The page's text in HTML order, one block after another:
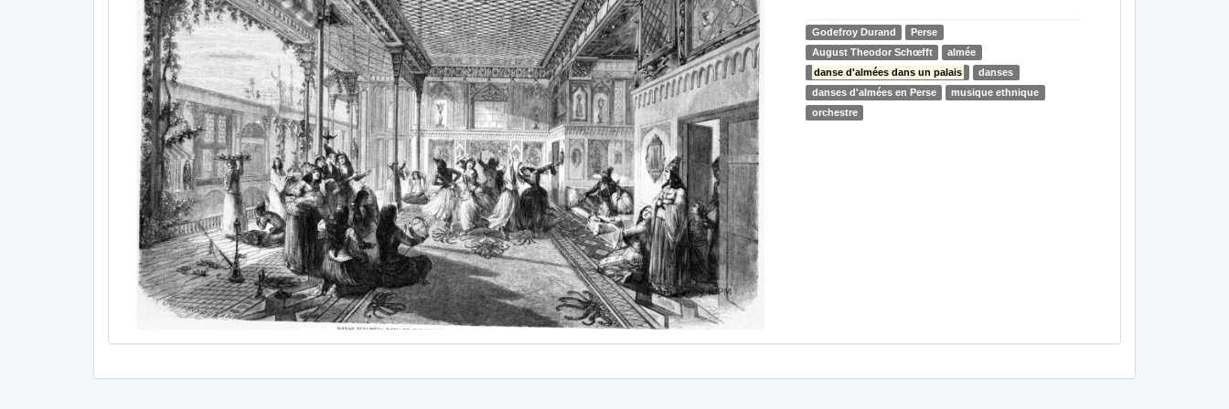
Godefroy Durand
Perse
August Theodor Schœfft
almée
danse d'almées dans un palais
danses
danses d'almées en Perse
musique ethnique
orchestre